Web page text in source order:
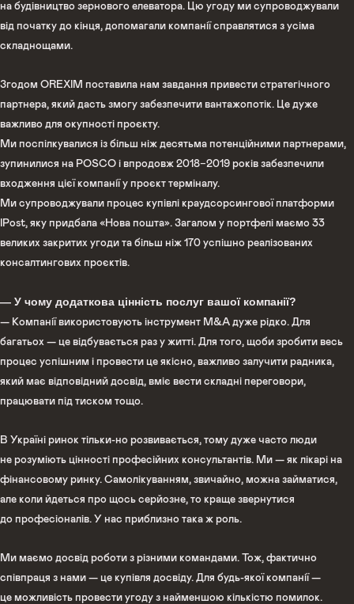
на будівництво зернового елеватора. Цю угоду ми супроводжували
від початку до кінця, допомагали компанії справлятися з усіма
складнощами.
Згодом OREXIM поставила нам завдання привести стратегічного
партнера, який дасть змогу забезпечити вантажопотік. Це дуже
важливо для окупності проєкту.
Ми поспілкувалися із більш ніж десятьма потенційними партнерами,
зупинилися на POSCO і впродовж 2018−2019 років забезпечили
входження цієї компанії у проєкт терміналу.
Ми супроводжували процес купівлі краудсорсингової платформи
IPost, яку придбала «Нова пошта». Загалом у портфелі маємо 33
великих закритих угоди та більш ніж 170 успішно реалізованих
консалтингових проєктів.
— У чому додаткова цінність послуг вашої компанії?
— Компанії використовують інструмент M&A дуже рідко. Для
багатьох — це відбувається раз у житті. Для того, щоби зробити весь
процес успішним і провести це якісно, важливо залучити радника,
який має відповідний досвід, вміє вести складні переговори,
працювати під тиском тощо.
В Україні ринок тільки-но розвивається, тому дуже часто люди
не розуміють цінності професійних консультантів. Ми — як лікарі на
фінансовому ринку. Самолікуванням, звичайно, можна займатися,
але коли йдеться про щось серйозне, то краще звернутися
до професіоналів. У нас приблизно така ж роль.
Ми маємо досвід роботи з різними командами. Тож, фактично
співпраця з нами — це купівля досвіду. Для будь-якої компанії —
це можливість провести угоду з найменшою кількістю помилок.